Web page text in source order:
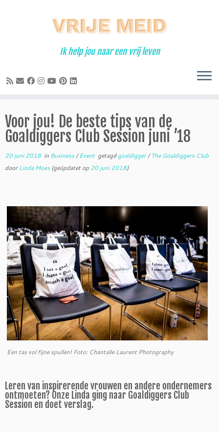
Ik help jou naar een vrij leven
Voor jou! De beste tips van de
Goaldiggers Club Session juni ’18
20 juni 2018 in Business/Event getagdgoaldigger/The Goaldiggers Club
doorLinda Moes(geüpdatet op 20 juni 2018)
Een tas vol fijne spullen! Foto: Chantalle Laurent Photography
Leren van inspirerende vrouwen en andere ondernemers
ontmoeten? Onze Linda ging naar Goaldiggers Club
Session en doet verslag.